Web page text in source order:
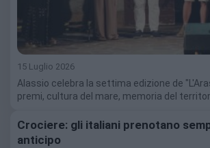
15 Luglio 2026
Alassio celebra la settima edizione de
premi, cultura del mare, memoria del
Crociere: gli italiani prenotano
anticipo